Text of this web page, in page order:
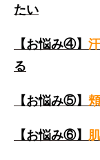
たい
【お悩み④】
る
【お悩み⑤】
【お悩み⑥】